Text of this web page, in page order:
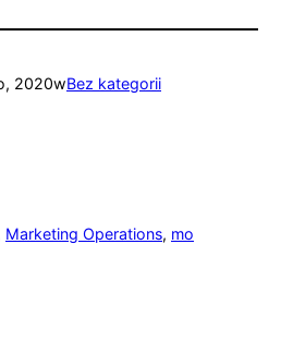
2020wBez kategorii
Marketing Operations, mo